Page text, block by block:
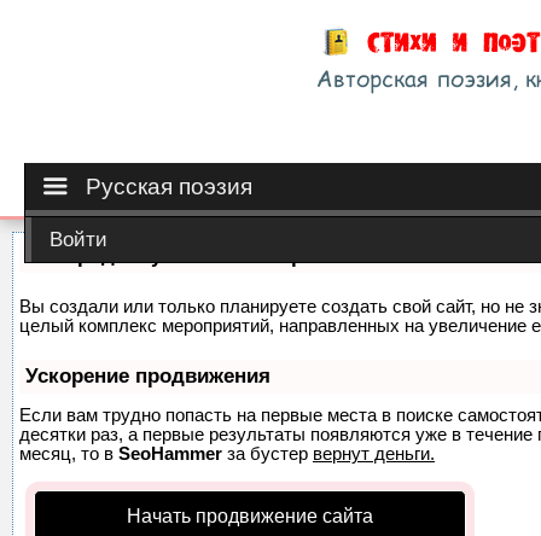
Русская поэзия
Войти
Вы создали или только планируете создать свой сайт, но не
целый комплекс мероприятий, направленных на увеличение
Ускорение продвижения
Если вам трудно попасть на первые места в поиске
десятки раз, а первые результаты появляются уже в
месяц, то в SeoHammer за бустер вернут деньги.
Начать продвижение сайта